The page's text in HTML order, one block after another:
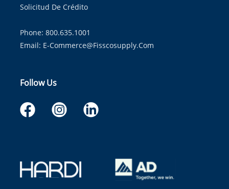
Solicitud De Crédito
Phone: 800.635.1001
Email: E-Commerce@fisscosupply.com
Follow Us